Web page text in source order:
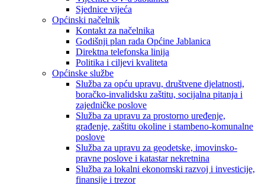
Sjednice vijeća
Općinski načelnik
Kontakt za načelnika
Godišnji plan rada Općine Jablanica
Direktna telefonska linija
Politika i ciljevi kvaliteta
Općinske službe
Služba za opću upravu, društvene djelatnosti,
boračko-invalidsku zaštitu, socijalna pitanja i
zajedničke poslove
Služba za upravu za prostorno uređenje,
građenje, zaštitu okoline i stambeno-komunalne
poslove
Služba za upravu za geodetske, imovinsko-
pravne poslove i katastar nekretnina
Služba za lokalni ekonomski razvoj i investicije,
finansije i trezor